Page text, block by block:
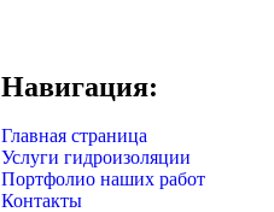
Навигация:
Главная страница
Услуги гидроизоляции
Портфолио наших работ
Контакты